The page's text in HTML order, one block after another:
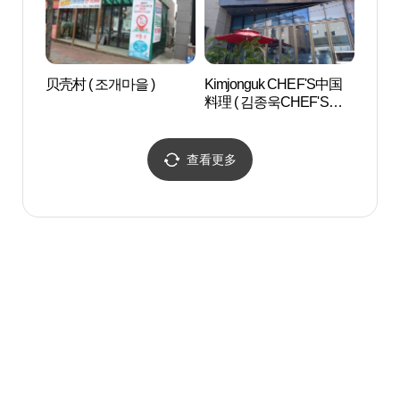
贝壳村 ( 조개마을 )
Kimjonguk CHEF'S中国
料理 ( 김종욱CHEF'S중
查看更多